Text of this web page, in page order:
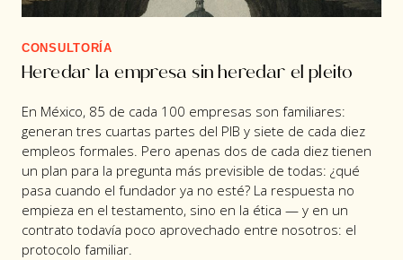
CONSULTORÍA
Heredar la empresa sin heredar el pleito
En México, 85 de cada 100 empresas son familiares:
generan tres cuartas partes del PIB y siete de cada diez
empleos formales. Pero apenas dos de cada diez tienen
un plan para la pregunta más previsible de todas: ¿qué
pasa cuando el fundador ya no esté? La respuesta no
empieza en el testamento, sino en la ética — y en un
contrato todavía poco aprovechado entre nosotros: el
protocolo familiar.